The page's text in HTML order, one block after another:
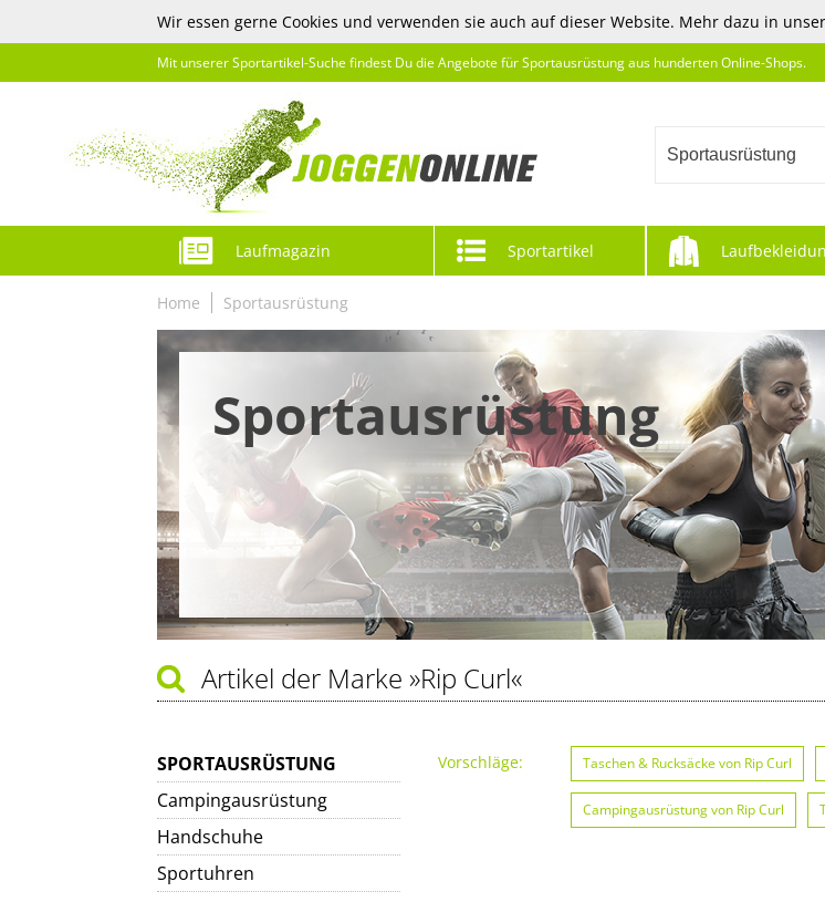
Wir essen gerne Cookies und verwenden sie auch auf dieser Website. Mehr dazu in
Mit unserer Sportartikel-Suche findest Du die Angebote für Sportausrüstung aus hunderten Online-Shops.
Sportausrüstung
Laufmagazin Sportartikel
Home Sportausrüstung
Sportausrüstung
Artikel der Marke »Rip Curl«
SPORTAUSRÜSTUNG
Campingausrüstung
Handschuhe
Sportuhren
Vorschläge: Taschen & Rucksäcke von Rip Curl
Campingausrüstung von Rip Curl